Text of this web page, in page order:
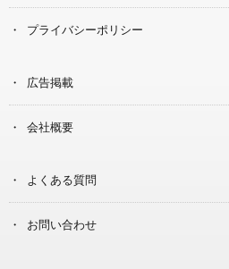
プライバシーポリシー
広告掲載
会社概要
よくある質問
お問い合わせ